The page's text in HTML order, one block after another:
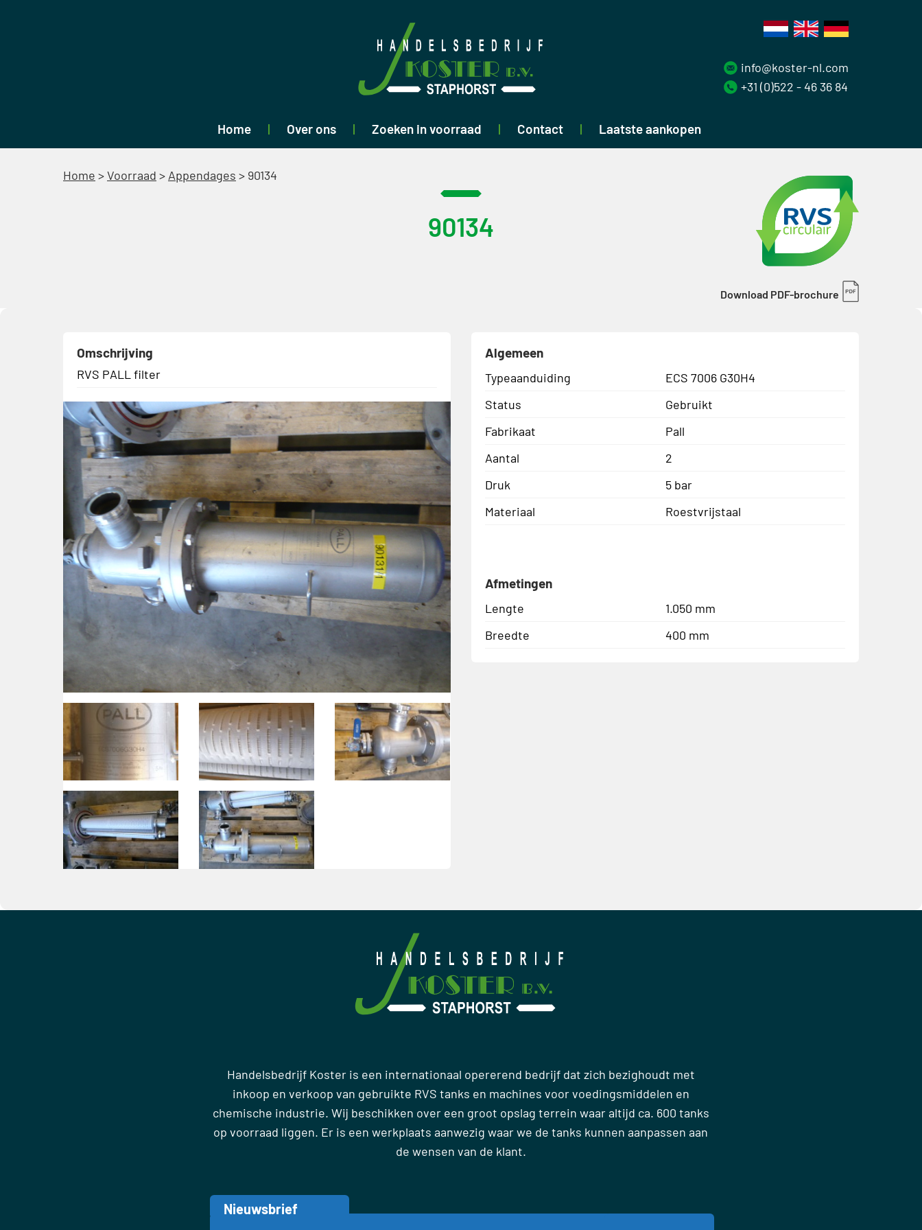
Home Over ons Zoeken in voorraad Contact Laatste aankopen
info@koster-nl.com
+31 (0)522 - 46 36 84
Home >Voorraad > Appendages > 90134
90134
Download PDF-brochure
Omschrijving
RVS PALL filter
Algemeen
Typeaanduiding
ECS 7006 G30H4
Status
Gebruikt
Fabrikaat
Pall
Aantal
2
Druk
5 bar
Materiaal
Roestvrijstaal
Afmetingen
Lengte
1.050 mm
Breedte
400 mm
Handelsbedrijf Koster is een internationaal opererend bedrijf dat zich bezighoudt met
inkoop en verkoop van gebruikte RVS tanks en machines voor voedingsmiddelen en
chemische industrie. Wij beschikken over een groot opslag terrein waar altijd ca. 600 tanks
op voorraad liggen. Er is een werkplaats aanwezig waar we de tanks kunnen aanpassen aan
de wensen van de klant.
Nieuwsbrief